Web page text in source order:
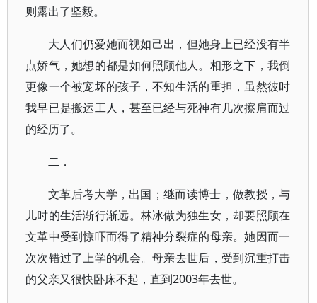
则露出了坚毅。
大人们仍爱她而视如己出，但她身上已经没有半
点娇气，她想的都是如何照顾他人。相形之下，我倒
更像一个被宠坏的孩子，不知生活的重担，虽然彼时
我早已是搬运工人，甚至已经与死神有几次擦肩而过
的经历了。
二．
文革后考大学，出国；继而读博士，做教授，与
儿时的生活渐行渐远。林冰做为独生女，却要照顾在
文革中受到惊吓而得了精神分裂症的母亲。她因而一
次次错过了上学的机会。母亲去世后，受到沉重打击
的父亲又很快卧床不起，直到2003年去世。